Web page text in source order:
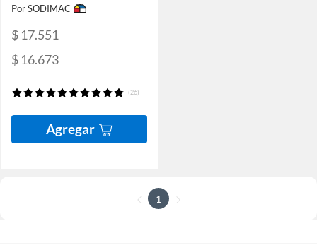
Por SODIMAC
$ 17.551
$ 16.673
(26)
Agregar
1